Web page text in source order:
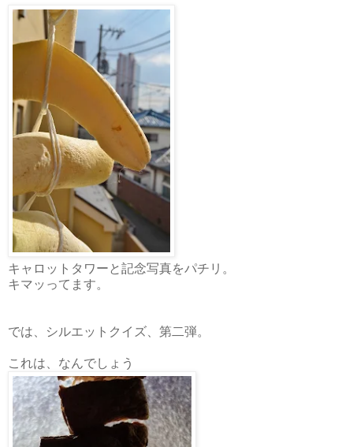
キャロットタワーと記念写真をパチリ。
キマッってます。
では、シルエットクイズ、第二弾。
これは、なんでしょう